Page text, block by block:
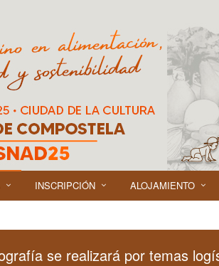
INSCRIPCIÓN ALOJAMIENTO
se realizará por temas